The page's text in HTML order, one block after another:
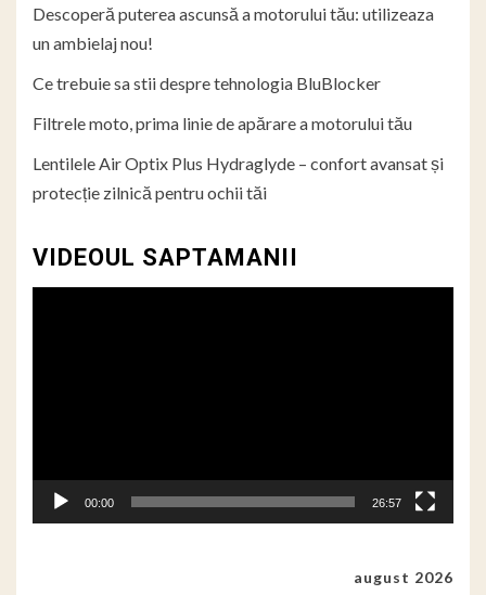
Descoperă puterea ascunsă a motorului tău: utilizeaza
un ambielaj nou!
Ce trebuie sa stii despre tehnologia BluBlocker
Filtrele moto, prima linie de apărare a motorului tău
Lentilele Air Optix Plus Hydraglyde – confort avansat și
protecție zilnică pentru ochii tăi
VIDEOUL SAPTAMANII
00:00 26:57
august 2026